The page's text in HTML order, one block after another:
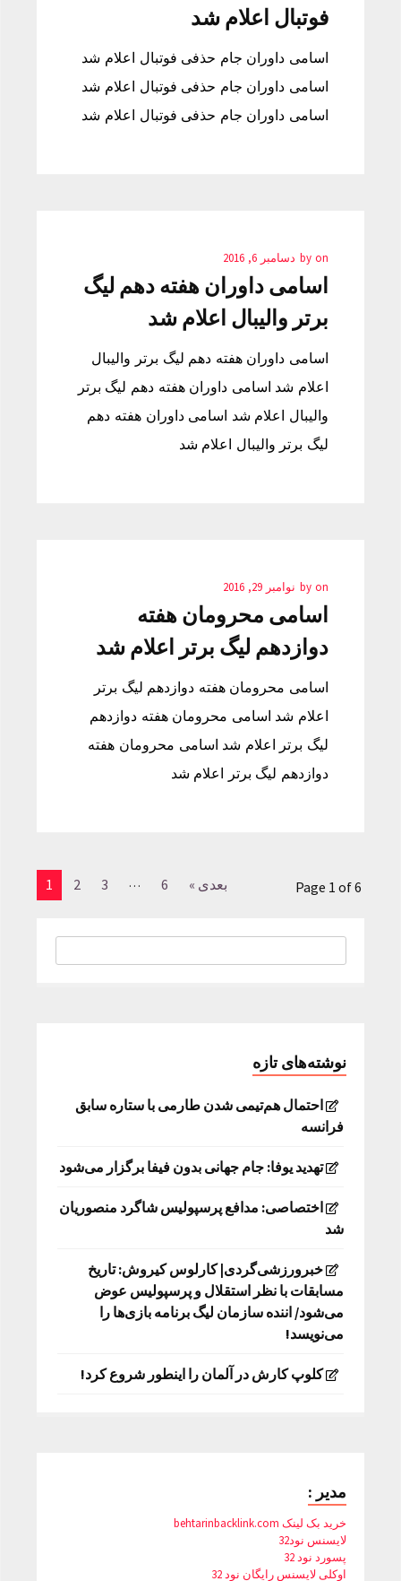
فوتبال اعلام شد
اسامی داوران جام حذفی فوتبال اعلام شد
اسامی داوران جام حذفی فوتبال اعلام شد
اسامی داوران جام حذفی فوتبال اعلام شد
by on دسامبر 6, 2016
اسامی داوران هفته دهم لیگ
برتر والیبال اعلام شد
اسامی داوران هفته دهم لیگ برتر والیبال
اعلام شد اسامی داوران هفته دهم لیگ برتر
والیبال اعلام شد اسامی داوران هفته دهم
لیگ برتر والیبال اعلام شد
by on نوامبر 29, 2016
اسامی محرومان هفته
دوازدهم لیگ برتر اعلام شد
اسامی محرومان هفته دوازدهم لیگ برتر
اعلام شد اسامی محرومان هفته دوازدهم
لیگ برتر اعلام شد اسامی محرومان هفته
دوازدهم لیگ برتر اعلام شد
1 2 3 … 6 بعدی » Page 1 of 6
نوشته‌های تازه
احتمال هم‌تیمی شدن طارمی با ستاره سابق
فرانسه
تهدید یوفا: جام جهانی بدون فیفا برگزار می‌شود
اختصاصی: مدافع پرسپولیس شاگرد منصوریان
شد
خبرورزشی‌گردی| کارلوس کیروش: تاریخ
مسابقات با نظر استقلال و پرسپولیس عوض
می‌شود/ اننده سازمان لیگ برنامه بازی‌ها را
می‌نویسد!
کلوپ کارش در آلمان را اینطور شروع کرد!
مدیر :
خرید بک لینک behtarinbacklink.com
لایسنس نود32
پسورد نود 32
اوکلی لایسنس رایگان نود 32